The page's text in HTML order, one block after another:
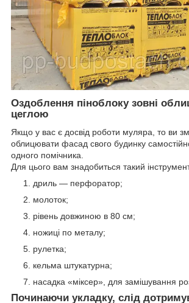
Оздоблення піноблоку зовні
цеглою
Якщо у вас є досвід роботи муляра, то ви
облицювати фасад свого будинку
одного помічника.
Для цього вам знадобиться такий
дриль — перфоратор;
молоток;
рівень довжиною в 80 см;
ножиці по металу;
рулетка;
кельма штукатурна;
насадка «міксер», для замішування
Починаючи укладку, слід